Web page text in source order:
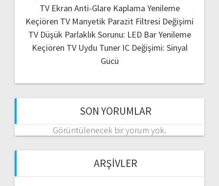
TV Ekran Anti-Glare Kaplama Yenileme
Keçiören TV Manyetik Parazit Filtresi Değişimi
TV Düşük Parlaklık Sorunu: LED Bar Yenileme
Keçiören TV Uydu Tuner IC Değişimi: Sinyal
Gücü
SON YORUMLAR
Görüntülenecek bir yorum yok.
ARŞIVLER